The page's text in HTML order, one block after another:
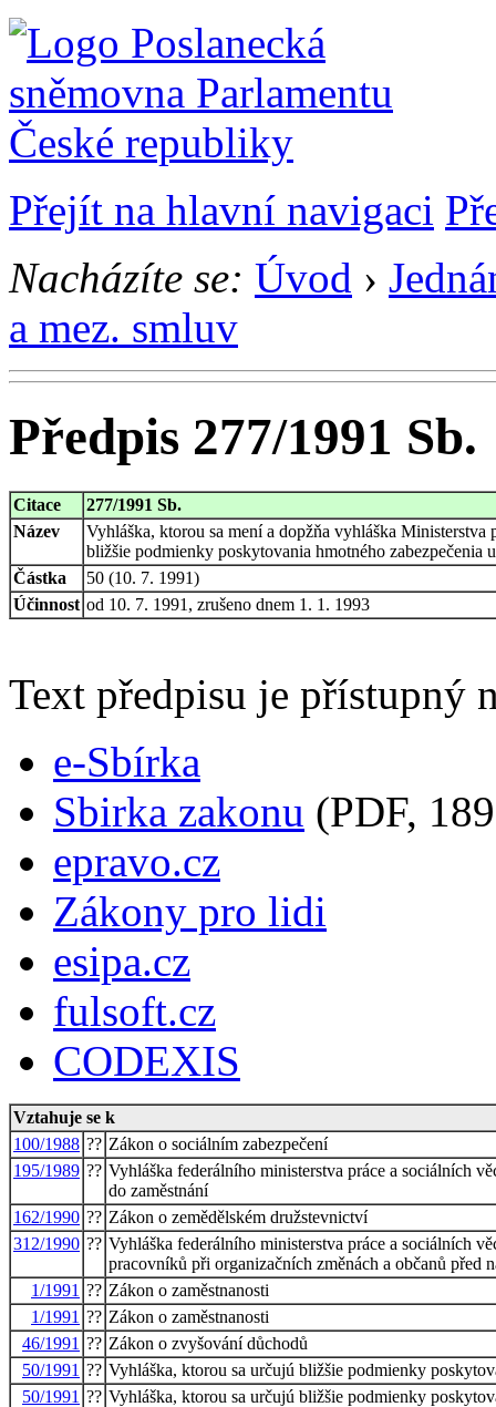
Přejít na hlavní navigaci
Nacházíte se: Úvod ›
a mez. smluv
Předpis 277/1991 Sb.
Citace
277/1991 Sb.
Název
Vyhláška, ktorou sa mení a dopžňa vyhláška
bližšie podmienky poskytovania hmotného zabezpečenia
Částka
50 (10. 7. 1991)
Účinnost od 10. 7. 1991, zrušeno dnem 1. 1. 1993
Text předpisu je přístupný
e-Sbírka
Sbirka zakonu (PDF,
epravo.cz
Zákony pro lidi
esipa.cz
fulsoft.cz
CODEXIS
Vztahuje se k
100/1988 ?? Zákon o sociálním zabezpečení
195/1989 ?? Vyhláška federálního ministerstva práce a sociálních
do zaměstnání
162/1990 ?? Zákon o zemědělském družstevnictví
312/1990 ?? Vyhláška federálního ministerstva práce a sociálních
pracovníků při organizačních změnách a občanů před
1/1991 ?? Zákon o zaměstnanosti
1/1991 ?? Zákon o zaměstnanosti
46/1991 ?? Zákon o zvyšování důchodů
50/1991 ?? Vyhláška, ktorou sa určujú bližšie podmienky
50/1991 ?? Vyhláška, ktorou sa určujú bližšie podmienky